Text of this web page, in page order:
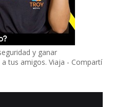
y ganar
tus amigos. Viaja - Compartí